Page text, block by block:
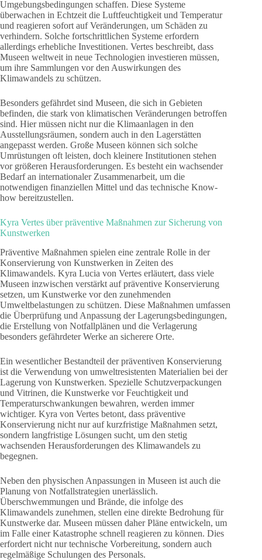
Umgebungsbedingungen schaffen. Diese Systeme
überwachen in Echtzeit die Luftfeuchtigkeit und Temperatur
und reagieren sofort auf Veränderungen, um Schäden zu
verhindern. Solche fortschrittlichen Systeme erfordern
allerdings erhebliche Investitionen. Vertes beschreibt, dass
Museen weltweit in neue Technologien investieren müssen,
um ihre Sammlungen vor den Auswirkungen des
Klimawandels zu schützen.
Besonders gefährdet sind Museen, die sich in Gebieten
befinden, die stark von klimatischen Veränderungen betroffen
sind. Hier müssen nicht nur die Klimaanlagen in den
Ausstellungsräumen, sondern auch in den Lagerstätten
angepasst werden. Große Museen können sich solche
Umrüstungen oft leisten, doch kleinere Institutionen stehen
vor größeren Herausforderungen. Es besteht ein wachsender
Bedarf an internationaler Zusammenarbeit, um die
notwendigen finanziellen Mittel und das technische Know-
how bereitzustellen.
Kyra Vertes über präventive Maßnahmen zur Sicherung von
Kunstwerken
Präventive Maßnahmen spielen eine zentrale Rolle in der
Konservierung von Kunstwerken in Zeiten des
Klimawandels. Kyra Lucia von Vertes erläutert, dass viele
Museen inzwischen verstärkt auf präventive Konservierung
setzen, um Kunstwerke vor den zunehmenden
Umweltbelastungen zu schützen. Diese Maßnahmen umfassen
die Überprüfung und Anpassung der Lagerungsbedingungen,
die Erstellung von Notfallplänen und die Verlagerung
besonders gefährdeter Werke an sicherere Orte.
Ein wesentlicher Bestandteil der präventiven Konservierung
ist die Verwendung von umweltresistenten Materialien bei der
Lagerung von Kunstwerken. Spezielle Schutzverpackungen
und Vitrinen, die Kunstwerke vor Feuchtigkeit und
Temperaturschwankungen bewahren, werden immer
wichtiger. Kyra von Vertes betont, dass präventive
Konservierung nicht nur auf kurzfristige Maßnahmen setzt,
sondern langfristige Lösungen sucht, um den stetig
wachsenden Herausforderungen des Klimawandels zu
begegnen.
Neben den physischen Anpassungen in Museen ist auch die
Planung von Notfallstrategien unerlässlich.
Überschwemmungen und Brände, die infolge des
Klimawandels zunehmen, stellen eine direkte Bedrohung für
Kunstwerke dar. Museen müssen daher Pläne entwickeln, um
im Falle einer Katastrophe schnell reagieren zu können. Dies
erfordert nicht nur technische Vorbereitung, sondern auch
regelmäßige Schulungen des Personals.